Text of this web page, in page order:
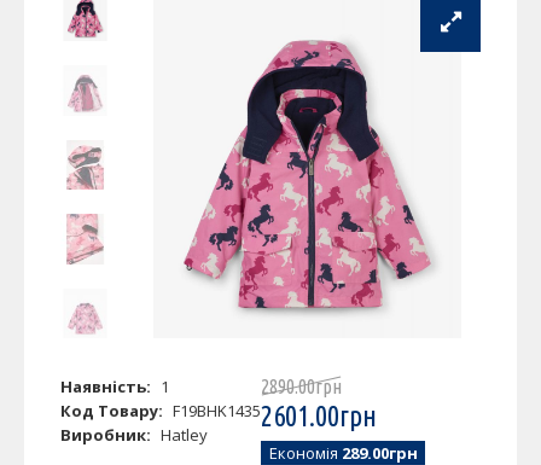
Наявність: 1
Код Товару: F19BHK1435
Виробник: Hatley
2890.00грн
2601.00грн
Економія 289.00грн